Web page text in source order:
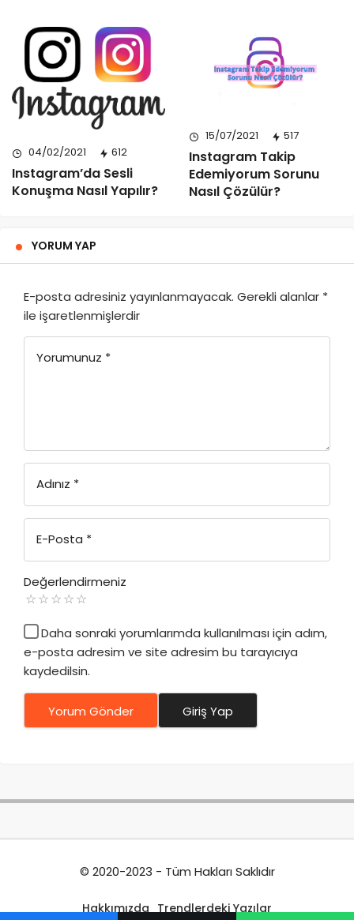
04/02/2021 612
Instagram’da Sesli
Konuşma Nasıl Yapılır?
15/07/2021 517
Instagram Takip
Edemiyorum Sorunu
Nasıl Çözülür?
YORUM YAP
E-posta adresiniz yayınlanmayacak. Gerekli alanlar *
ile işaretlenmişlerdir
Yorumunuz *
Adınız *
E-Posta *
Değerlendirmeniz
Daha sonraki yorumlarımda kullanılması için adım,
e-posta adresim ve site adresim bu tarayıcıya
kaydedilsin.
Yorum Gönder Giriş Yap
© 2020-2023 - Tüm Hakları Saklıdır
Hakkımızda Trendlerdeki Yazılar